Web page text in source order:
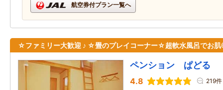
航空券付プラン一覧へ
☆ファミリー大歓迎 ♪ ☆畳のプレイコーナー☆超軟水風呂でお
ペンション ぱどる
4.8 219件